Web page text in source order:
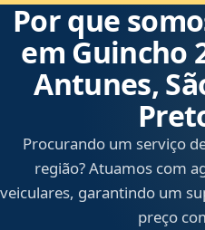
Por que
em Guincho
Antunes,
Procurando um serviço
região? Atuamos com
veiculares, garantindo um
preço